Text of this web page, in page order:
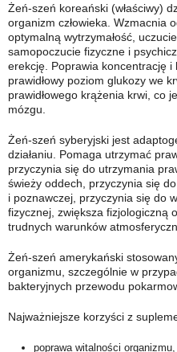
Żeń-szeń koreański (właściwy)
organizm człowieka. Wzmacnia
optymalną wytrzymałość,
samopoczucie fizyczne i
erekcję. Poprawia koncentrację
prawidłowy poziom glukozy we
prawidłowego krążenia krwi, co
mózgu.
Żeń-szeń syberyjski jest
działaniu. Pomaga utrzymać
przyczynia się do utrzymania
świeży oddech, przyczynia się
i poznawczej, przyczynia się do
fizycznej, zwiększa fizjologiczną
trudnych warunków
Żeń-szeń amerykański
organizmu, szczególnie w
bakteryjnych przewodu
Najważniejsze korzyści z
poprawa witalności organizmu,